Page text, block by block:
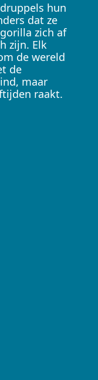
hun
dat ze
zich af
zijn. Elk
de wereld
de
maar
raakt.